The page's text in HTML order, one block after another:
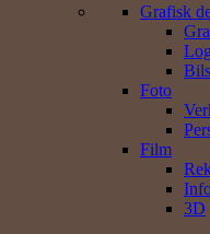
Grafisk
Foto
Film
3D